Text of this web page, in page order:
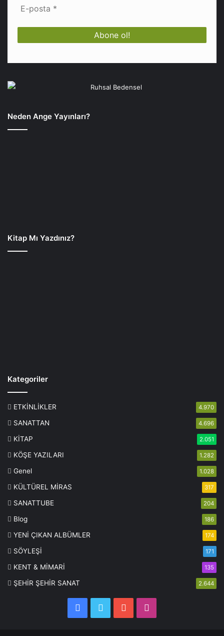
Neden Ange Yayınları?
Kitap Mı Yazdınız?
Kategoriler
ETKİNLİKLER 4.970
SANATTAN 4.696
KİTAP 2.051
KÖŞE YAZILARI 1.282
Genel 1.028
KÜLTÜREL MİRAS 317
SANATTUBE 204
Blog 186
YENİ ÇIKAN ALBÜMLER 174
SÖYLEŞİ 171
KENT & MİMARİ 135
ŞEHİR ŞEHİR SANAT 2.644
Facebook
Twitter YouTube